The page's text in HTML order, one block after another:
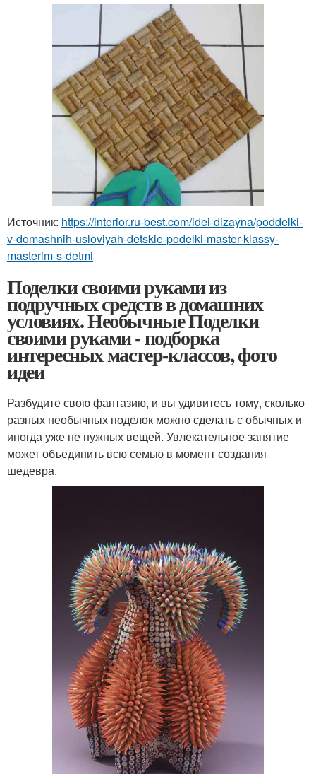
Источник: https://interior.ru-best.com/idei-dizayna/poddelki-
v-domashnih-usloviyah-detskie-podelki-master-klassy-
masterim-s-detmi
Поделки своими руками из
подручных средств в домашних
условиях. Необычные Поделки
своими руками - подборка
интересных мастер-классов, фото
идеи
Разбудите свою фантазию, и вы удивитесь тому, сколько
разных необычных поделок можно сделать с обычных и
иногда уже не нужных вещей. Увлекательное занятие
может объединить всю семью в момент создания
шедевра.